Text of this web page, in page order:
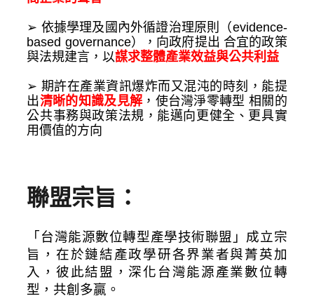
➢ 依據學理及國內外循證治理原則（evidence-
based governance），向政府提出 合宜的政策
與法規建言，以謀求整體產業效益與公共利益
➢ 期許在產業資訊爆炸而又混沌的時刻，能提
出清晰的知識及見解 ，使台灣淨零轉型 相關的
公共事務與政策法規，能邁向更健全、更具實
用價值的方向
聯盟宗旨：
「台灣能源數位轉型產學技術聯盟」成立宗
旨，在於鏈結產政學研各界業者與菁英加
入，彼此結盟，深化台灣能源產業數位轉
型 ，共創多贏。